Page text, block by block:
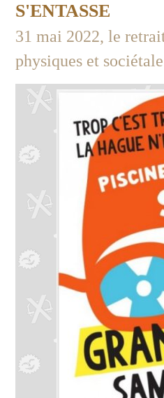
S'ENTASSE
31 mai 2022, le
physiques et